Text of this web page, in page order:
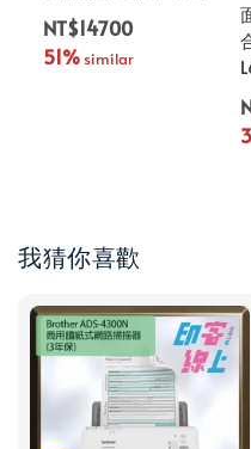
NT$14700
51% similar
我猜你喜歡